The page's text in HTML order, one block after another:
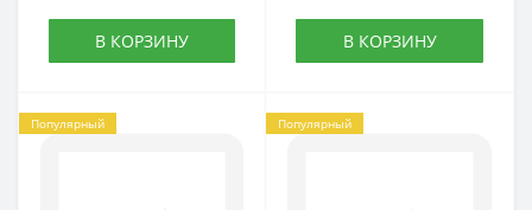
В КОРЗИНУ В КОРЗИНУ
Популярный Популярный